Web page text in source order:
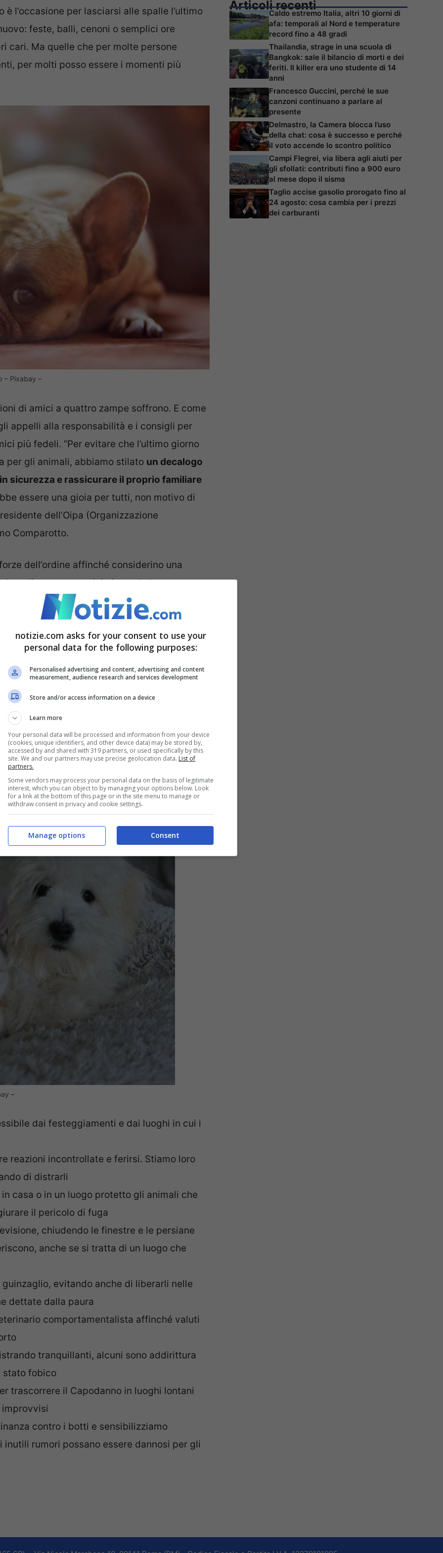
l’occasione per lasciarsi alle spalle l’ultimo
feste, balli, cenoni o semplici ore
cari. Ma quelle che per molte persone
per molti posso essere i momenti più
– Pixabay –
di amici a quattro zampe soffrono. E come
appelli alla responsabilità e i consigli per
più fedeli. “Per evitare che l’ultimo giorno
per gli animali, abbiamo stilato un decalogo
sicurezza e rassicurare il proprio familiare
essere una gioia per tutti, non motivo di
dell’Oipa (Organizzazione
Comparotto.
dell’ordine affinché considerino una
ordinanze, non minimizzando le
irresponsabile da parte di chi
l’uso di fuochi artificiali, razzi, petardi e
“Animali più anziani o cardiopatici
selvatica, uccelli e animali dei parchi e dei
luci si disorienta schiantandosi
sotto le auto. Si sono verificati diversi
o morti per emorragia interna dopo
delle lanterne. Il loro volo incontrollato è
di incendi boschivi”.
con i consigli per
–
dai festeggiamenti e dai luoghi in cui i
reazioni incontrollate e ferirsi. Stiamo loro
di distrarli
casa o in un luogo protetto gli animali che
il pericolo di fuga
chiudendo le finestre e le persiane
anche se si tratta di un luogo che
evitando anche di liberarli nelle
dettate dalla paura
comportamentalista affinché valuti
tranquillanti, alcuni sono addirittura
stato fobico
trascorrere il Capodanno in luoghi lontani
contro i botti e sensibilizziamo
inutili rumori possano essere dannosi per gli
Articoli recenti
Caldo estremo Italia, altri 10 giorni di
afa: temporali al Nord e temperature
record fino a 48 gradi
Thailandia, strage in una scuola di
Bangkok: sale il bilancio di morti e dei
feriti. Il killer era uno studente di 14
anni
Francesco Guccini, perché le sue
canzoni continuano a parlare al
presente
Delmastro, la Camera blocca l’uso
della chat: cosa è successo e perché
il voto accende lo scontro politico
Campi Flegrei, via libera agli aiuti per
gli sfollati: contributi fino a 900 euro
al mese dopo il sisma
Taglio accise gasolio prorogato fino al
24 agosto: cosa cambia per i prezzi
dei carburanti
notizie.com asks for your consent to use your
personal data for the following purposes:
Personalised advertising and content, advertising and content
measurement, audience research and services development
Store and/or access information on a device
Learn more
Your personal data will be processed and information from your device
(cookies, unique identifiers, and other device data) may be stored by,
accessed by and shared with 319 partners, or used specifically by this
site. We and our partners may use precise geolocation data. List of
partners.
Some vendors may process your personal data on the basis of legitimate
interest, which you can object to by managing your options below. Look
for a link at the bottom of this page or in the site menu to manage or
withdraw consent in privacy and cookie settings.
Consent
Manage options